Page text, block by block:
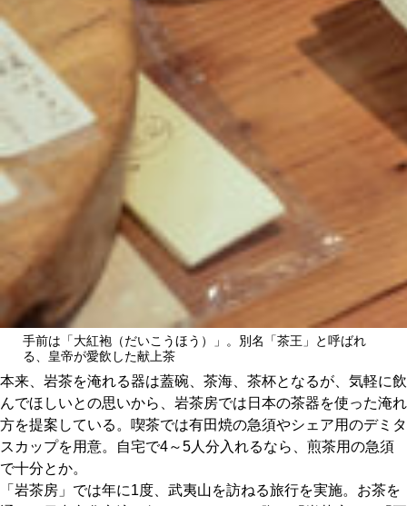
手前は「大紅袍（だいこうほう）」。別名「茶王」と呼ばれ
る、皇帝が愛飲した献上茶
本来、岩茶を淹れる器は蓋碗、茶海、茶杯となるが、気軽に飲
んでほしいとの思いから、岩茶房では日本の茶器を使った淹れ
方を提案している。喫茶では有田焼の急須やシェア用のデミタ
スカップを用意。自宅で4～5人分入れるなら、煎茶用の急須
で十分とか。
「岩茶房」では年に1度、武夷山を訪ねる旅行を実施。お茶を